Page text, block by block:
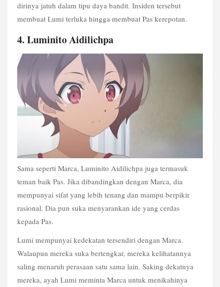
dirinya jatuh dalam tipu daya bandit. Insiden tersebut
membuat Lumi terluka hingga membuat Pas kerepotan.
4. Luminito Aidilichpa
Sama seperti Marca, Luminito Aidilichpa juga termasuk
teman baik Pas. Jika dibandingkan dengan Marca, dia
mempunyai sifat yang lebih tenang dan mampu berpikir
rasional. Dia pun suka menyarankan ide yang cerdas
kepada Pas.
Lumi mempunyai kedekatan tersendiri dengan Marca.
Walaupun mereka suka bertengkar, mereka kelihatannya
saling menaruh perasaan satu sama lain. Saking dekatnya
mereka, ayah Lumi meminta Marca untuk menikahinya